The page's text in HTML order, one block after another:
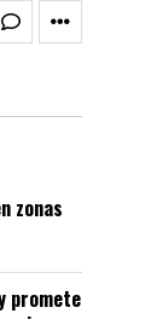
zonas
promete